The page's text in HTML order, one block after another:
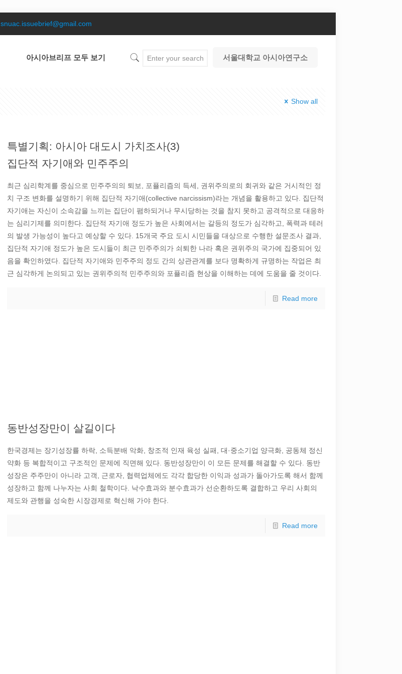
snuac.issuebrief@gmail.com
아시아브리프 모두 보기 서울대학교 아시아연구소
Show all
특별기획: 아시아 대도시 가치조사(3)
집단적 자기애와 민주주의
최근 심리학계를 중심으로 민주주의의 퇴보, 포퓰리즘의 득세, 권위주의로의 회귀와 같은 거시적인 정
치 구조 변화를 설명하기 위해 집단적 자기애(collective narcissism)라는 개념을 활용하고 있다. 집단적
자기애는 자신이 소속감을 느끼는 집단이 폄하되거나 무시당하는 것을 참지 못하고 공격적으로 대응하
는 심리기제를 의미한다. 집단적 자기애 정도가 높은 사회에서는 갈등의 정도가 심각하고, 폭력과 테러
의 발생 가능성이 높다고 예상할 수 있다. 15개국 주요 도시 시민들을 대상으로 수행한 설문조사 결과,
집단적 자기애 정도가 높은 도시들이 최근 민주주의가 쇠퇴한 나라 혹은 권위주의 국가에 집중되어 있
음을 확인하였다. 집단적 자기애와 민주주의 정도 간의 상관관계를 보다 명확하게 규명하는 작업은 최
근 심각하게 논의되고 있는 권위주의적 민주주의와 포퓰리즘 현상을 이해하는 데에 도움을 줄 것이다.
Read more
동반성장만이 살길이다
한국경제는 장기성장률 하락, 소득분배 악화, 창조적 인재 육성 실패, 대·중소기업 양극화, 공동체 정신
약화 등 복합적이고 구조적인 문제에 직면해 있다. 동반성장만이 이 모든 문제를 해결할 수 있다. 동반
성장은 주주만이 아니라 고객, 근로자, 협력업체에도 각각 합당한 이익과 성과가 돌아가도록 해서 함께
성장하고 함께 나누자는 사회 철학이다. 낙수효과와 분수효과가 선순환하도록 결합하고 우리 사회의
제도와 관행을 성숙한 시장경제로 혁신해 가야 한다.
Read more